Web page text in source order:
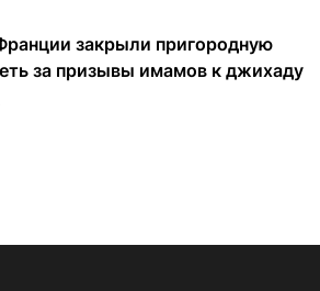
закрыли пригородную
за призывы имамов к джихаду